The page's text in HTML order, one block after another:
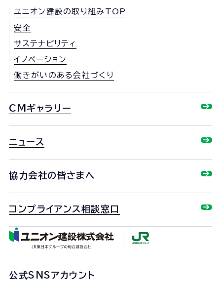
ユニオン建設の取り組みTOP
安全
サステナビリティ
イノベーション
働きがいのある会社づくり
CMギャラリー
ニュース
協力会社の皆さまへ
コンプライアンス相談窓口
公式SNSアカウント